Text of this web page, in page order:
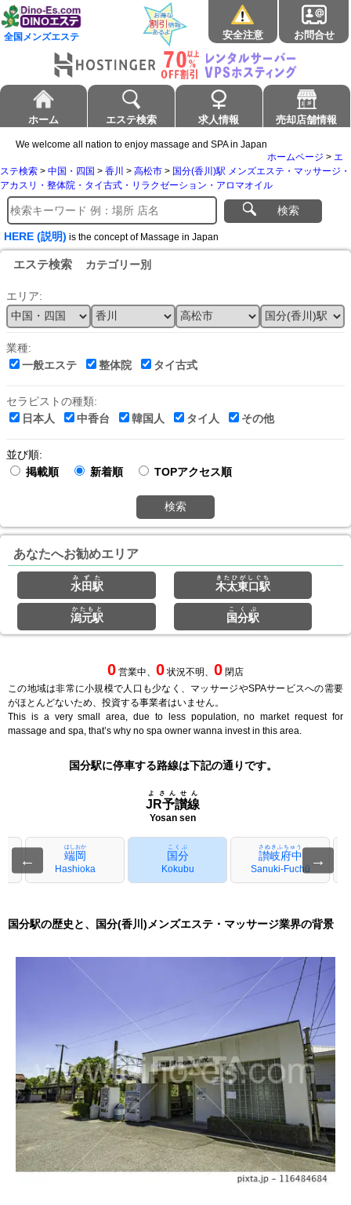
全国メンズエステ 安全注意 お問合せ
ホーム エステ検索 求人情報 売却店舗情報
We welcome all nation to enjoy massage and SPA in Japan
ホームページ > エ
ステ検索 > 中国・四国 > 香川 > 高松市 > 国分(香川)駅 メンズエステ・マッサージ・
アカスリ・整体院・タイ古式・リラクゼーション・アロマオイル
検索
HERE (説明) is the concept of Massage in Japan
エステ検索 カテゴリー別
エリア:
業種:
一般エステ
整体院 タイ古式
セラピストの種類:
日本人
中香台 韓国人 タイ人 その他
並び順:
掲載順
新着順 TOPアクセス順
検索
あなたへお勧めエリア
水田駅
みずた
木太東口駅
きたひがしぐち
潟元駅
かたもと
国分駅
こくぶ
0 営業中、 0 状況不明、 0 閉店
この地域は非常に小規模で人口も少なく、マッサージやSPAサービスへの需要
がほとんどないため、投資する事業者はいません。
This is a very small area, due to less population, no market request for
massage and spa, that’s why no spa owner wanna invest in this area.
国分駅に停車する路線は下記の通りです。
JR予讃線
よさんせん
Yosan sen
← 端岡
はしおか
Hashioka
国分
こくぶ
Kokubu
讃岐府中
さぬきふちゅう
Sanuki-Fuchū
→
国分駅の歴史と、国分(香川)メンズエステ・マッサージ業界の背景